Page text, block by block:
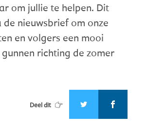
om jullie te helpen. Dit
de nieuwsbrief om onze
en volgers een mooi
richting de zomer
Deel dit